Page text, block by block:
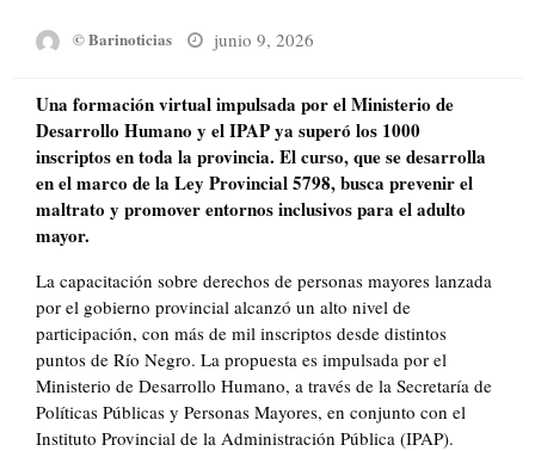
© Barinoticias
Posted
junio 9, 2026
Una formación virtual impulsada por el Ministerio de
Desarrollo Humano y el IPAP ya superó los 1000
inscriptos en toda la provincia. El curso, que se desarrolla
en el marco de la Ley Provincial 5798, busca prevenir el
maltrato y promover entornos inclusivos para el adulto
mayor.
La capacitación sobre derechos de personas mayores lanzada
por el gobierno provincial alcanzó un alto nivel de
participación, con más de mil inscriptos desde distintos
puntos de Río Negro. La propuesta es impulsada por el
Ministerio de Desarrollo Humano, a través de la Secretaría de
Políticas Públicas y Personas Mayores, en conjunto con el
Instituto Provincial de la Administración Pública (IPAP).